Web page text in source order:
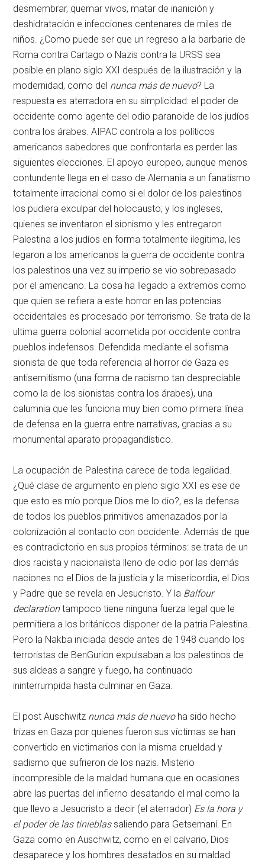
desmembrar, quemar vivos, matar de inanición y
deshidratación e infecciones centenares de miles de
niños. ¿Como puede ser que un regreso a la barbarie de
Roma contra Cartago o Nazis contra la URSS sea
posible en plano siglo XXI después de la ilustración y la
modernidad, como del nunca más de nuevo? La
respuesta es aterradora en su simplicidad: el poder de
occidente como agente del odio paranoide de los judíos
contra los árabes. AIPAC controla a los políticos
americanos sabedores que confrontarla es perder las
siguientes elecciones. El apoyo europeo, aunque menos
contundente llega en el caso de Alemania a un fanatismo
totalmente irracional como si el dolor de los palestinos
los pudiera exculpar del holocausto; y los ingleses,
quienes se inventaron el sionismo y les entregaron
Palestina a los judíos en forma totalmente ilegitima, les
legaron a los americanos la guerra de occidente contra
los palestinos una vez su imperio se vio sobrepasado
por el americano. La cosa ha llegado a extremos como
que quien se refiera a este horror en las potencias
occidentales es procesado por terrorismo. Se trata de la
ultima guerra colonial acometida por occidente contra
pueblos indefensos. Defendida mediante el sofisma
sionista de que toda referencia al horror de Gaza es
antisemitismo (una forma de racismo tan despreciable
como la de los sionistas contra los árabes), una
calumnia que les funciona muy bien como primera línea
de defensa en la guerra entre narrativas, gracias a su
monumental aparato propagandístico.
La ocupación de Palestina carece de toda legalidad.
¿Qué clase de argumento en pleno siglo XXI es ese de
que esto es mío porque Dios me lo dio?, es la defensa
de todos los pueblos primitivos amenazados por la
colonización al contacto con occidente. Además de que
es contradictorio en sus propios términos: se trata de un
dios racista y nacionalista lleno de odio por las demás
naciones no el Dios de la justicia y la misericordia, el Dios
y Padre que se revela en Jesucristo. Y la Balfour
declarationtampoco tiene ninguna fuerza legal que le
permitiera a los británicos disponer de la patria Palestina.
Pero la Nakba iniciada desde antes de 1948 cuando los
terroristas de BenGurion expulsaban a los palestinos de
sus aldeas a sangre y fuego, ha continuado
ininterrumpida hasta culminar en Gaza.
El post Auschwitz nunca más de nuevoha sido hecho
trizas en Gaza por quienes fueron sus víctimas se han
convertido en victimarios con la misma crueldad y
sadismo que sufrieron de los nazis. Misterio
incompresible de la maldad humana que en ocasiones
abre las puertas del infierno desatando el mal como la
que llevo a Jesucristo a decir (el aterrador) Es la hora y
el poder de las tinieblassaliendo para Getsemaní. En
Gaza como en Auschwitz, como en el calvario, Dios
desaparece y los hombres desatados en su maldad